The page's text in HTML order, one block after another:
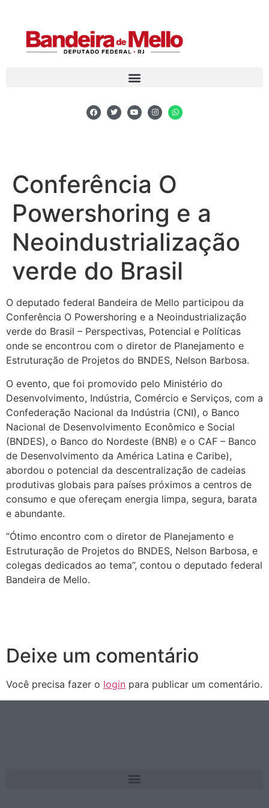
Conferência O
Powershoring e a
Neoindustrialização
verde do Brasil
O deputado federal Bandeira de Mello participou da
Conferência O Powershoring e a Neoindustrialização
verde do Brasil – Perspectivas, Potencial e Políticas
onde se encontrou com o diretor de Planejamento e
Estruturação de Projetos do BNDES, Nelson Barbosa.
O evento, que foi promovido pelo Ministério do
Desenvolvimento, Indústria, Comércio e Serviços, com a
Confederação Nacional da Indústria (CNI), o Banco
Nacional de Desenvolvimento Econômico e Social
(BNDES), o Banco do Nordeste (BNB) e o CAF – Banco
de Desenvolvimento da América Latina e Caribe),
abordou o potencial da descentralização de cadeias
produtivas globais para países próximos a centros de
consumo e que ofereçam energia limpa, segura, barata
e abundante.
“Ótimo encontro com o diretor de Planejamento e
Estruturação de Projetos do BNDES, Nelson Barbosa, e
colegas dedicados ao tema”, contou o deputado federal
Bandeira de Mello.
Deixe um comentário
Você precisa fazer o login para publicar um comentário.